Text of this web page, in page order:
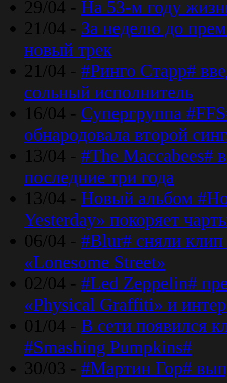
29/04 - На 53-м году
21/04 - За неделю до
новый трек
21/04 - #Ринго Старр#
сольный исполнитель
16/04 - Супергруппа
обнародовала второй
13/04 - #The Maccabees#
последние три года
13/04 - Новый альбом
Yesterday» покоряет
06/04 - #Blur# сняли клип
«Lonesome Street»
02/04 - #Led Zeppelin#
«Physical Graffiti» и
01/04 - В сети появился
#Smashing Pumpkins#
30/03 - #Мартин Гор#